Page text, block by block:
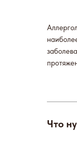
Что